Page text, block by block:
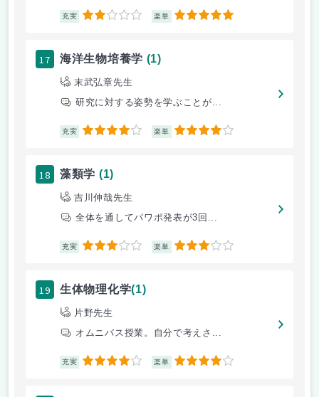
充実 2 楽単 5
17 海洋生物培養学 (1)
末武弘章先生
研究に対する姿勢を学ぶことが...
充実 4 楽単 4
18 藻類学 (1)
吉川伸哉先生
全体を通してパワポ発表が3回...
充実 3 楽単 3
19 生体物理化学(1)
片野先生
オムニバス授業。自分で考えさ...
充実 4 楽単 4